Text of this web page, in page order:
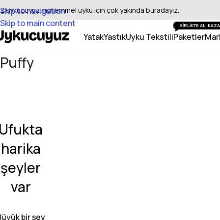
Skip to navigation
Skip to main content
uykucuyuz mükemmel uyku için çok yakında buradayız.
YatakYastıkUyku TekstiliPaketler
BİRLİKTE AL.
Puffy
harika
şeyler
var
bir şey